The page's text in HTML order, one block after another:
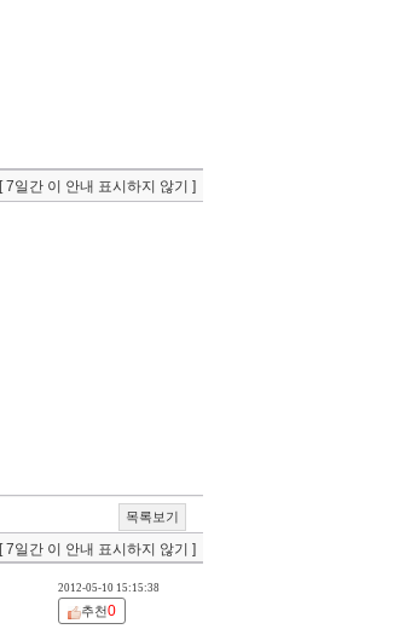
[ 7일간 이 안내 표시하지 않기 ]
목록보기
[ 7일간 이 안내 표시하지 않기 ]
2012-05-10 15:15:38
추천0